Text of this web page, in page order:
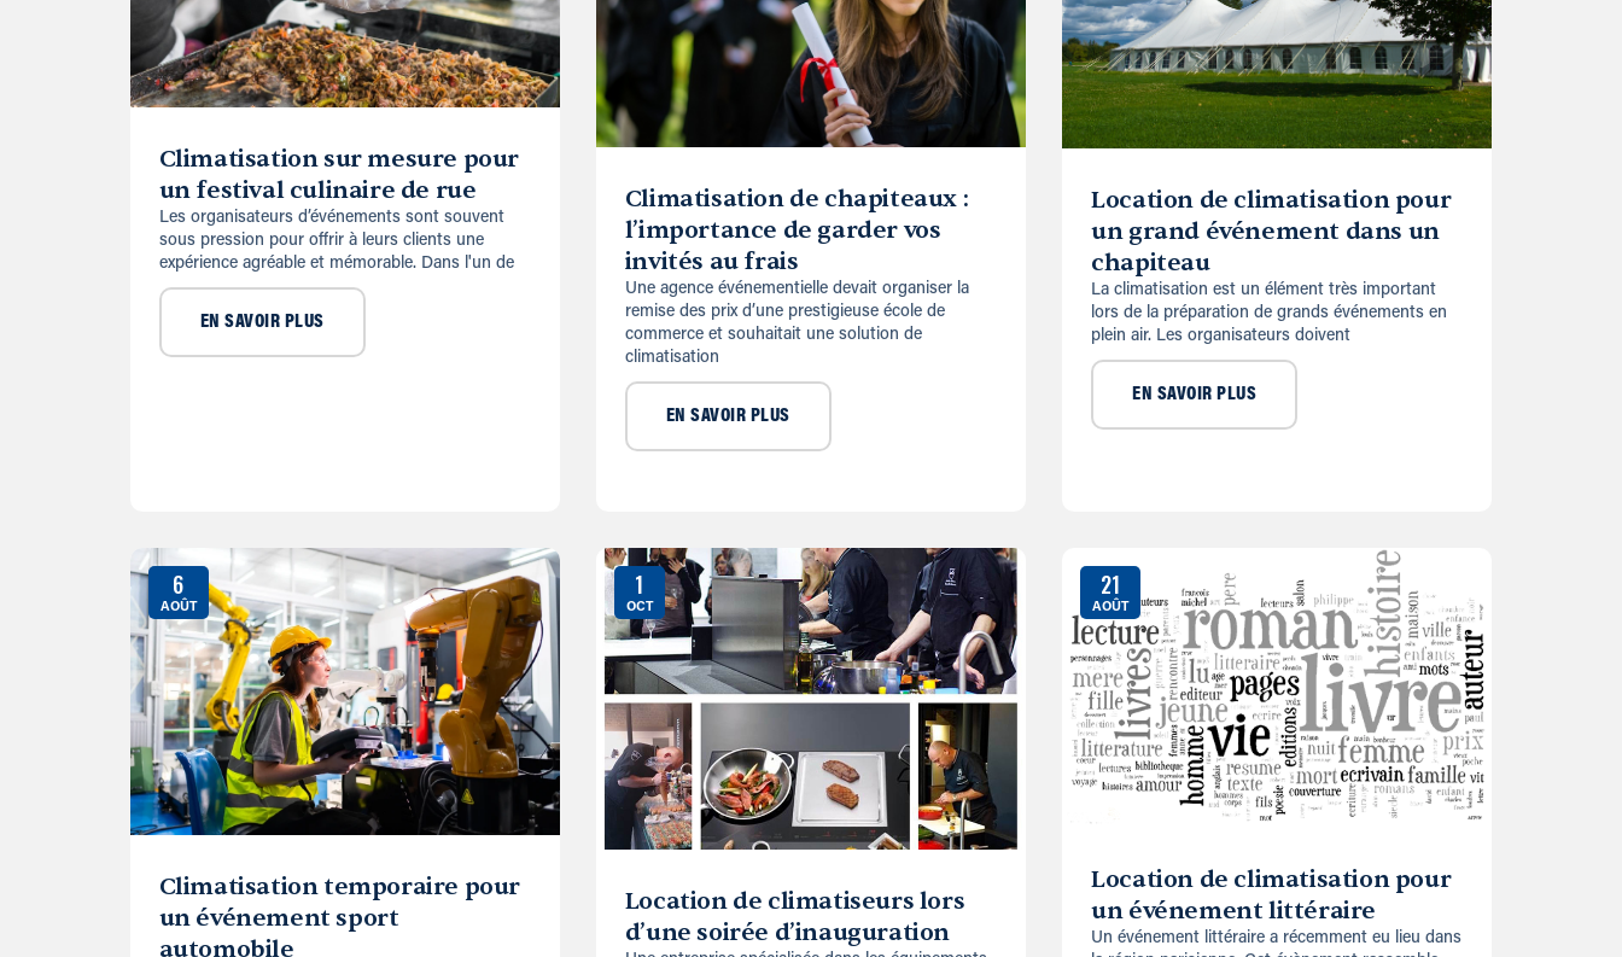
Climatisation sur mesure pour
un festival culinaire de rue
Les organisateurs d’événements sont souvent
sous pression pour offrir à leurs clients une
expérience agréable et mémorable. Dans l'un de
EN SAVOIR PLUS
Climatisation de chapiteaux :
l’importance de garder vos
invités au frais
Une agence événementielle devait organiser la
remise des prix d’une prestigieuse école de
commerce et souhaitait une solution de
climatisation
EN SAVOIR PLUS
Location de climatisation pour
un grand événement dans un
chapiteau
La climatisation est un élément très important
lors de la préparation de grands événements en
plein air. Les organisateurs doivent
EN SAVOIR PLUS
6
AOÛT
Climatisation temporaire pour
un événement sport
automobile
1
OCT
Location de climatiseurs lors
d’une soirée d’inauguration
21
AOÛT
Location de climatisation pour
un événement littéraire
Un événement littéraire a récemment eu lieu dans